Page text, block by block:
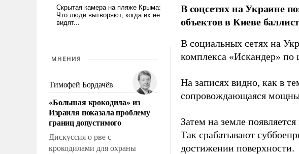
МНЕНИЯ
Тимофей Бордачёв
«Большая крокодила» из
Израиля показала проблему
границ допустимого
Дискуссия о рве с
крокодилами для охраны
В соцсетях на Украине
объектов в Киеве
В социальных сетях на
комплекса «Искандер»
На записях видно, как в
сопровождающаяся
Затем на земле
Так срабатывают
достижении поверхности.